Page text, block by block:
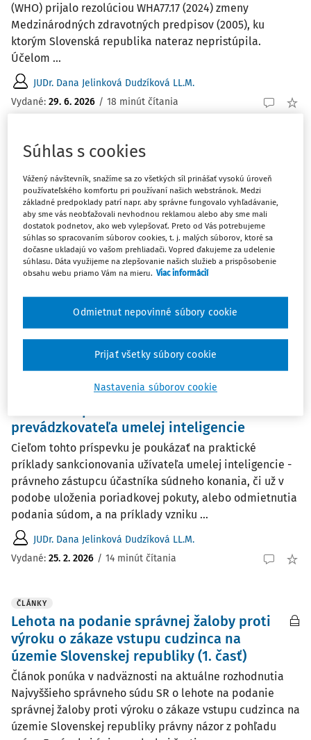
(WHO) prijalo rezolúciou WHA77.17 (2024) zmeny
Medzinárodných zdravotných predpisov (2005), ku
ktorým Slovenská republika nateraz nepristúpila.
Účelom ...
JUDr. Dana Jelinková Dudzíková LL.M.
Vydané: 29. 6. 2026 / 18 minút čítania
ČLÁNKY
rozhodovania Súdnej rady Slovenskej
republiky
Článok je zameraný na výkon kompetencií Súdnej rady
Slovenskej republiky pri preverovaní sudcovskej
spôsobilosti sudcov a kandidátov na funkciu sudcu z
hľadiska priblíženia právnej úpravy, rozhodnutí
JUDr. Dana Jelinková Dudzíková LL.M.
35 minút čítania
prevádzkovateľa umelej inteligencie
Cieľom tohto príspevku je poukázať na praktické
príklady sankcionovania užívateľa umelej inteligencie -
právneho zástupcu účastníka súdneho konania, či už v
podobe uloženia poriadkovej pokuty, alebo odmietnutia
podania súdom, a na príklady vzniku ...
JUDr. Dana Jelinková Dudzíková LL.M.
Vydané: 25. 2. 2026 / 14 minút čítania
ČLÁNKY
Lehota na podanie správnej žaloby proti
výroku o zákaze vstupu cudzinca na
územie Slovenskej republiky (1. časť)
Článok ponúka v nadväznosti na aktuálne rozhodnutia
Najvyššieho správneho súdu SR o lehote na podanie
správnej žaloby proti výroku o zákaze vstupu cudzinca na
územie Slovenskej republiky právny názor z pohľadu
Súhlas s cookies
Vážený návštevník, snažíme sa zo všetkých síl prinášať vysokú úroveň
používateľského komfortu pri používaní našich webstránok. Medzi
základné predpoklady patrí napr. aby správne fungovalo vyhľadávanie,
aby sme vás neobťažovali nevhodnou reklamou alebo aby sme mali
dostatok podnetov, ako web vylepšovať. Preto od Vás potrebujeme
súhlas so spracovaním súborov cookies, t. j. malých súborov, ktoré sa
dočasne ukladajú vo vašom prehliadači. Vopred ďakujeme za udelenie
súhlasu. Dáta využijeme na zlepšovanie našich služieb a prispôsobenie
obsahu webu priamo Vám na mieru. Viac informácií
Nastavenia súborov cookie
Odmietnut nepovinné súbory cookie
Prijať všetky súbory cookie